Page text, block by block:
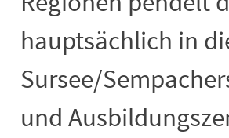
hauptsächlich in
Sursee/
und